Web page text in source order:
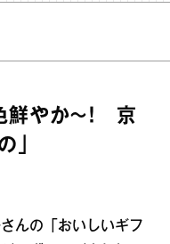
鮮やか～！ 京
」
んの「おいしいギフ